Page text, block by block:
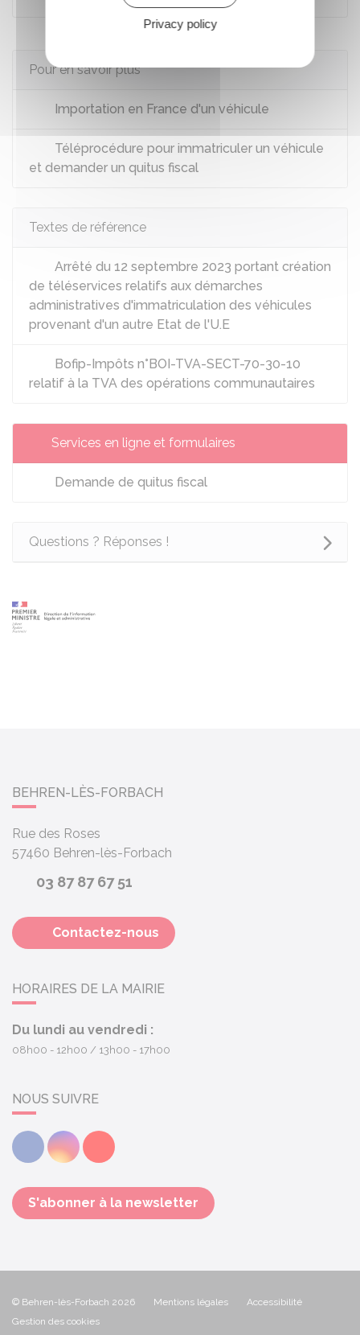
Pour en savoir plus
Importation en France d'un véhicule
Téléprocédure pour immatriculer un véhicule
et demander un quitus fiscal
Textes de référence
Arrêté du 12 septembre 2023 portant création
de téléservices relatifs aux démarches
administratives d'immatriculation des véhicules
provenant d'un autre Etat de l'U.E
Bofip-Impôts n°BOI-TVA-SECT-70-30-10
relatif à la TVA des opérations communautaires
Services en ligne et formulaires
Demande de quitus fiscal
Questions ? Réponses !
BEHREN-LÈS-FORBACH
Rue des Roses
57460 Behren-lès-Forbach
03 87 87 67 51
Contactez-nous
HORAIRES DE LA MAIRIE
Du lundi au vendredi :
08h00 - 12h00 13h00 - 17h00
NOUS SUIVRE
FacebookInstagramYoutube
S'abonner à la newsletter
© Behren-lès-Forbach 2026 Mentions légales
Accessibilité
Gestion des cookies
Privacy policy